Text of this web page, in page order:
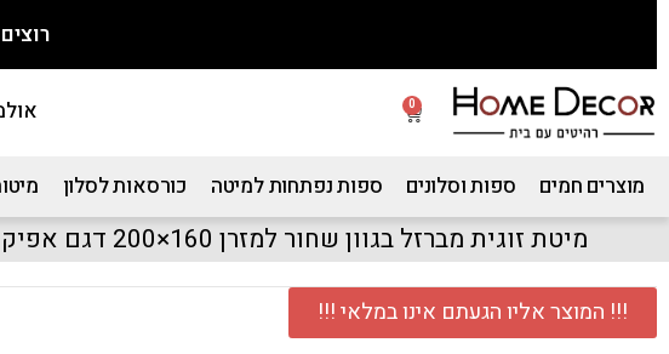
רוצים 5% הנחה לרכישה הראשונה? לחצו כאן!
0
מוצרים חמים ספות וסלונים ספות נפתחות למיטה כורסאות לסלון
מיטת זוגית מברזל בגוון שחור למזרן 160×200 דגם אפיק 160
!!! המוצר אליו הגעתם אינו במלאי !!!